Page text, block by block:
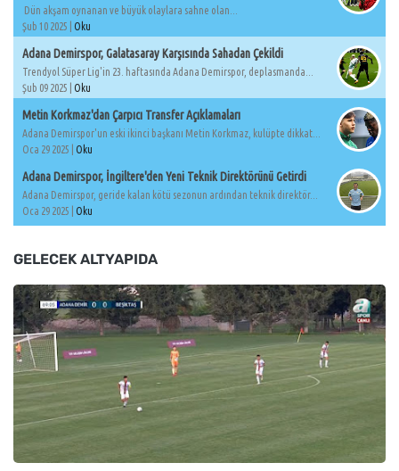
Dün akşam oynanan ve büyük olaylara sahne olan...
Şub 10 2025 | Oku
Adana Demirspor, Galatasaray Karşısında Sahadan Çekildi
Trendyol Süper Lig'in 23. haftasında Adana Demirspor, deplasmanda...
Şub 09 2025 | Oku
Metin Korkmaz'dan Çarpıcı Transfer Açıklamaları
Adana Demirspor'un eski ikinci başkanı Metin Korkmaz, kulüpte dikkat...
Oca 29 2025 | Oku
Adana Demirspor, İngiltere'den Yeni Teknik Direktörünü Getirdi
Adana Demirspor, geride kalan kötü sezonun ardından teknik direktör...
Oca 29 2025 | Oku
GELECEK ALTYAPIDA